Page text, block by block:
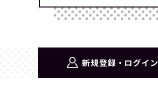
新規登録・ログイン